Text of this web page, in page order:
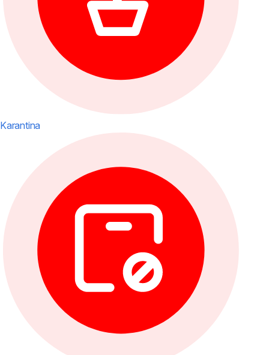
Karantina